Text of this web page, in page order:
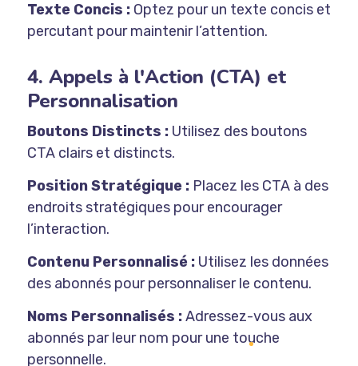
Texte Concis :Optez pour un texte concis et
percutant pour maintenir l’attention.
4. Appels à l'Action (CTA) et
Personnalisation
Boutons Distincts :Utilisez des boutons
CTA clairs et distincts.
Position Stratégique :Placez les CTA à des
endroits stratégiques pour encourager
l’interaction.
Contenu Personnalisé :Utilisez les données
des abonnés pour personnaliser le contenu.
Noms Personnalisés :Adressez-vous aux
abonnés par leur nom pour une touche
personnelle.